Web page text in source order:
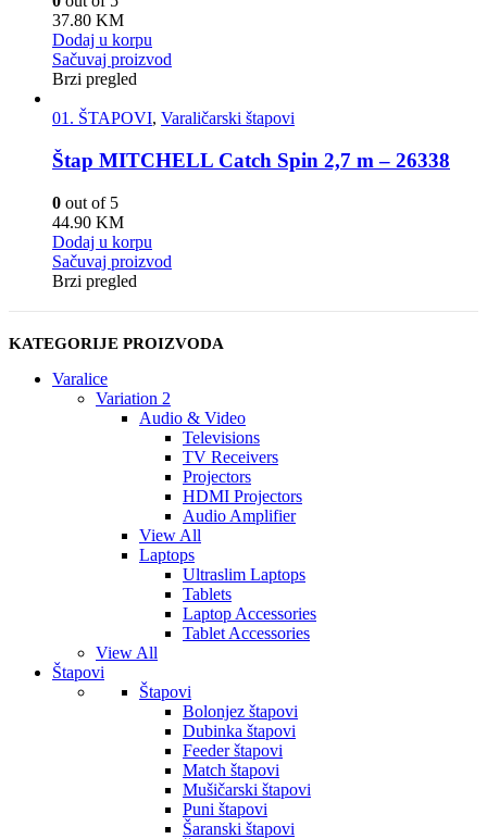
37.80 KM
Dodaj u korpu
Sačuvaj proizvod
Brzi pregled
01. ŠTAPOVI, Varaličarski štapovi
Štap MITCHELL Catch Spin 2,7 m – 26338
0 out of 5
44.90 KM
Dodaj u korpu
Sačuvaj proizvod
Brzi pregled
KATEGORIJE PROIZVODA
Varalice
Variation 2
Audio & Video
Televisions
TV Receivers
Projectors
HDMI Projectors
Audio Amplifier
View All
Laptops
Ultraslim Laptops
Tablets
Laptop Accessories
Tablet Accessories
View All
Štapovi
Štapovi
Bolonjez štapovi
Dubinka štapovi
Feeder štapovi
Match štapovi
Mušičarski štapovi
Puni štapovi
Šaranski štapovi